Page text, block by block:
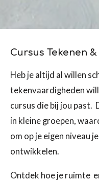
Cursus Tekenen
Heb je altijd al willen
tekenvaardigheden
cursus die bij jou past.
in kleine groepen,
om op je eigen niveau
ontwikkelen.
Ontdek hoe je ruimte